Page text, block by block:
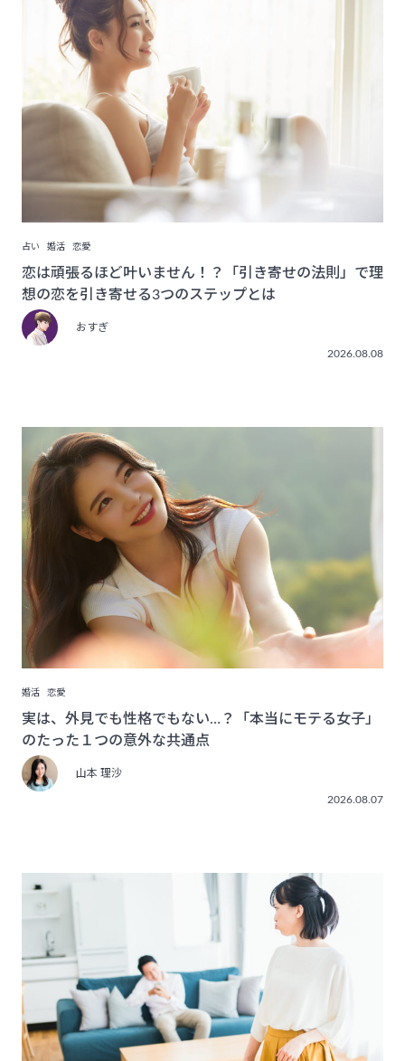
占い 婚活 恋愛
恋は頑張るほど叶いません！？「引き寄せの法則」で理
想の恋を引き寄せる3つのステップとは
おすぎ
2026.08.08
婚活 恋愛
実は、外見でも性格でもない…？「本当にモテる女子」
のたった１つの意外な共通点
山本 理沙
2026.08.07